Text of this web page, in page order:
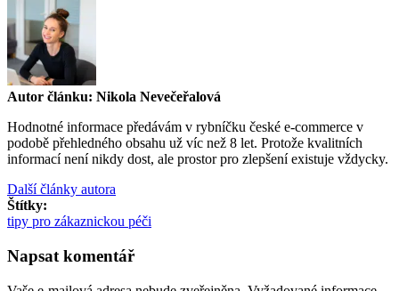
Autor článku: Nikola Nevečeřalová
Hodnotné informace předávám v rybníčku české e-commerce v
podobě přehledného obsahu už víc než 8 let. Protože kvalitních
informací není nikdy dost, ale prostor pro zlepšení existuje vždycky.
Další články autora
Štítky:
tipy pro zákaznickou péči
Napsat komentář